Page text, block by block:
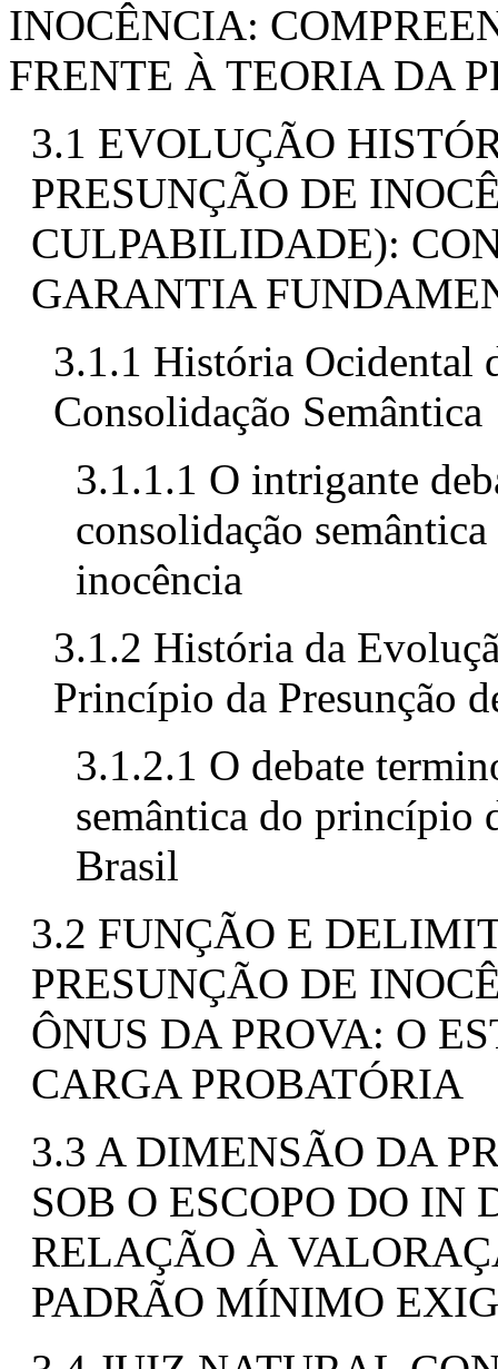
INOCÊNCIA:
FRENTE À TEORIA DA
3.1 EVOLUÇÃO
PRESUNÇÃO DE
CULPABILIDADE):
GARANTIA
3.1.1 História Ocidental
Consolidação Semântica
3.1.1.1 O intrigante
consolidação
inocência
3.1.2 História da
Princípio da Presunção
3.1.2.1 O debate
semântica do princípio
Brasil
3.2 FUNÇÃO E
PRESUNÇÃO DE
ÔNUS DA PROVA: O
CARGA PROBATÓRIA
3.3 A DIMENSÃO DA
SOB O ESCOPO DO IN
RELAÇÃO À
PADRÃO MÍNIMO